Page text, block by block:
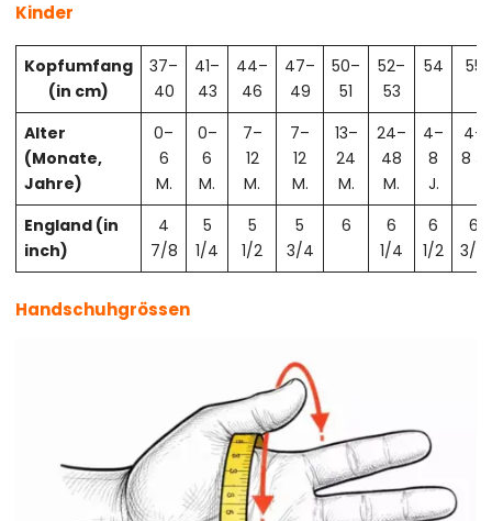
Kinder
Kopfumfang
(in cm)
37–
40
41–
43
44–
46
47–
49
50–
51
52–
53
54 55
Alter
(Monate,
Jahre)
0–
6
M.
0–
6
M.
7–
12
M.
7–
12
M.
13–
24
M.
24–
48
M.
4–
8
J.
4–
8 J.
England (in
inch)
4
7/8
5
1/4
5
1/2
5
3/4
6
6
1/4
6
1/2
6
3/4
Handschuhgrössen